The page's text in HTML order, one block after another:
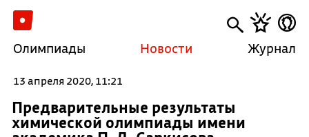
Олимпиады Новости Журнал
13 апреля 2020, 11:21
Предварительные результаты
химической олимпиады имени